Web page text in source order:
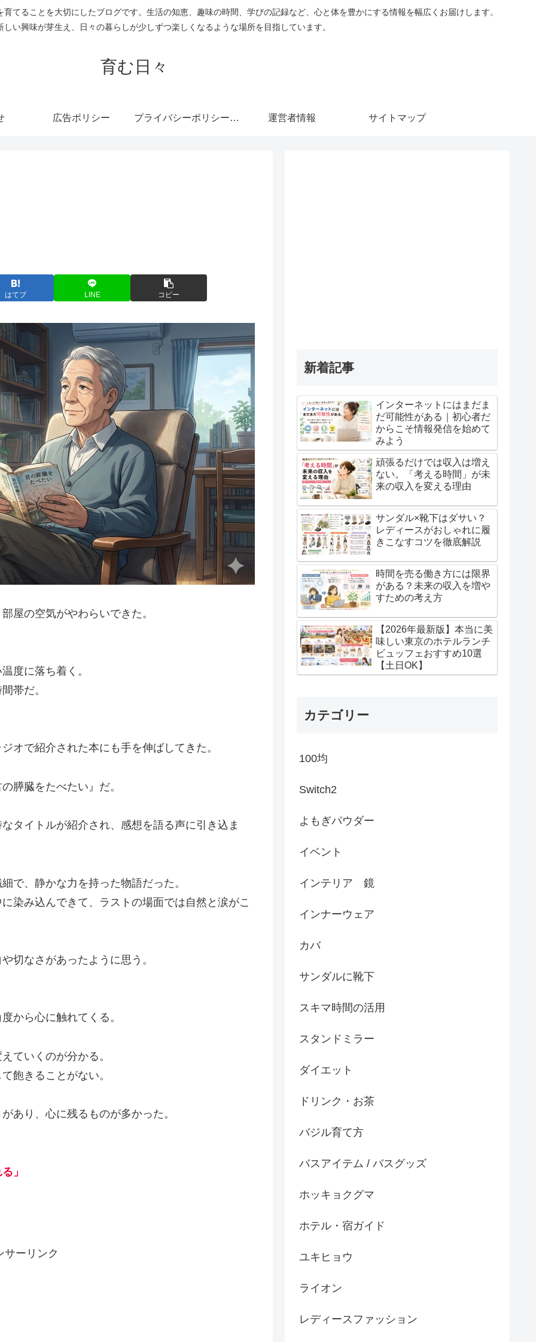
てることを大切にしたブログです。生活の知恵、趣味の時間、学びの記録など、心と体を豊かにする情報を幅広くお届けします。
しい興味が芽生え、日々の暮らしが少しずつ楽しくなるような場所を目指しています。
育む日々
広告ポリシー プライバシーポリシー・免責事項 運営者情報 サイトマップ
はてブ LINE コピー
屋の空気がやわらいできた。
度に落ち着く。
帯だ。
オで紹介された本にも手を伸ばしてきた。
膵臓をたべたい』だ。
タイトルが紹介され、感想を語る声に引き込ま
で、静かな力を持った物語だった。
染み込んできて、ラストの場面では自然と涙がこ
切なさがあったように思う。
から心に触れてくる。
ていくのが分かる。
飽きることがない。
あり、心に残るものが多かった。
」
サーリンク
新着記事
インターネットにはまだま
だ可能性がある｜初心者だ
からこそ情報発信を始めて
みよう
頑張るだけでは収入は増え
ない。「考える時間」が未
来の収入を変える理由
サンダル×靴下はダサい？
レディースがおしゃれに履
きこなすコツを徹底解説
時間を売る働き方には限界
がある？未来の収入を増や
すための考え方
【2026年最新版】本当に美
味しい東京のホテルランチ
ビュッフェおすすめ10選
【土日OK】
カテゴリー
100均
Switch2
よもぎパウダー
イベント
インテリア 鏡
インナーウェア
カバ
サンダルに靴下
スキマ時間の活用
スタンドミラー
ダイエット
ドリンク・お茶
バジル育て方
バスアイテム / バスグッズ
ホッキョクグマ
ホテル・宿ガイド
ユキヒョウ
ライオン
レディースファッション